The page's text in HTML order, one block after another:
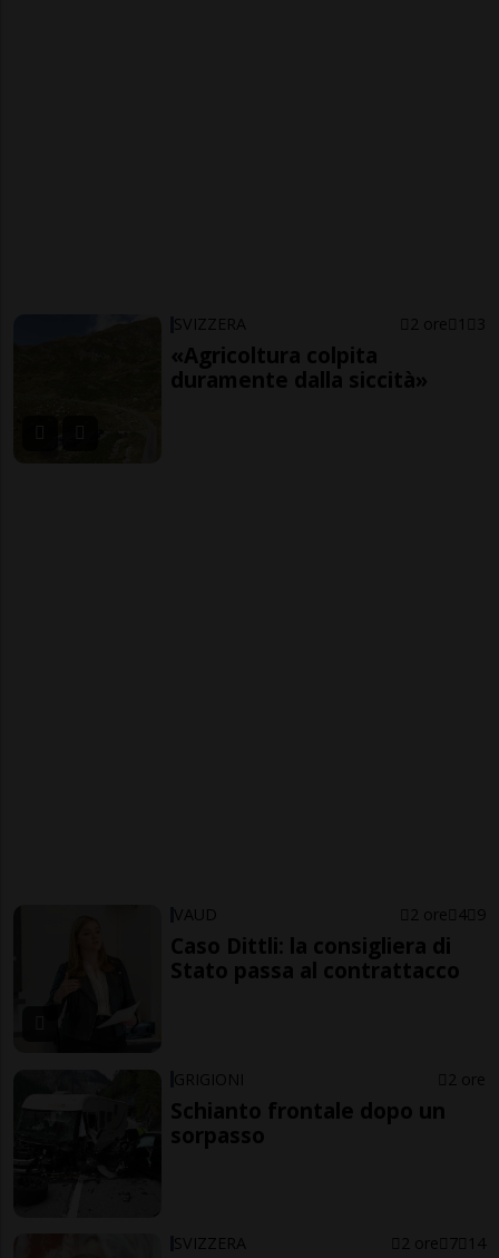
SVIZZERA 2 ore 1 3
«Agricoltura colpita
duramente dalla siccità»
VAUD 2 ore 4 9
Caso Dittli: la consigliera di
Stato passa al contrattacco
GRIGIONI 2 ore
Schianto frontale dopo un
sorpasso
SVIZZERA 2 ore 7 14